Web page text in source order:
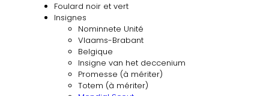
Foulard noir et vert
Insignes
Nominnete Unité
Vlaams-Brabant
Belgique
Insigne van het deccenium
Promesse (à mériter)
Totem (à mériter)